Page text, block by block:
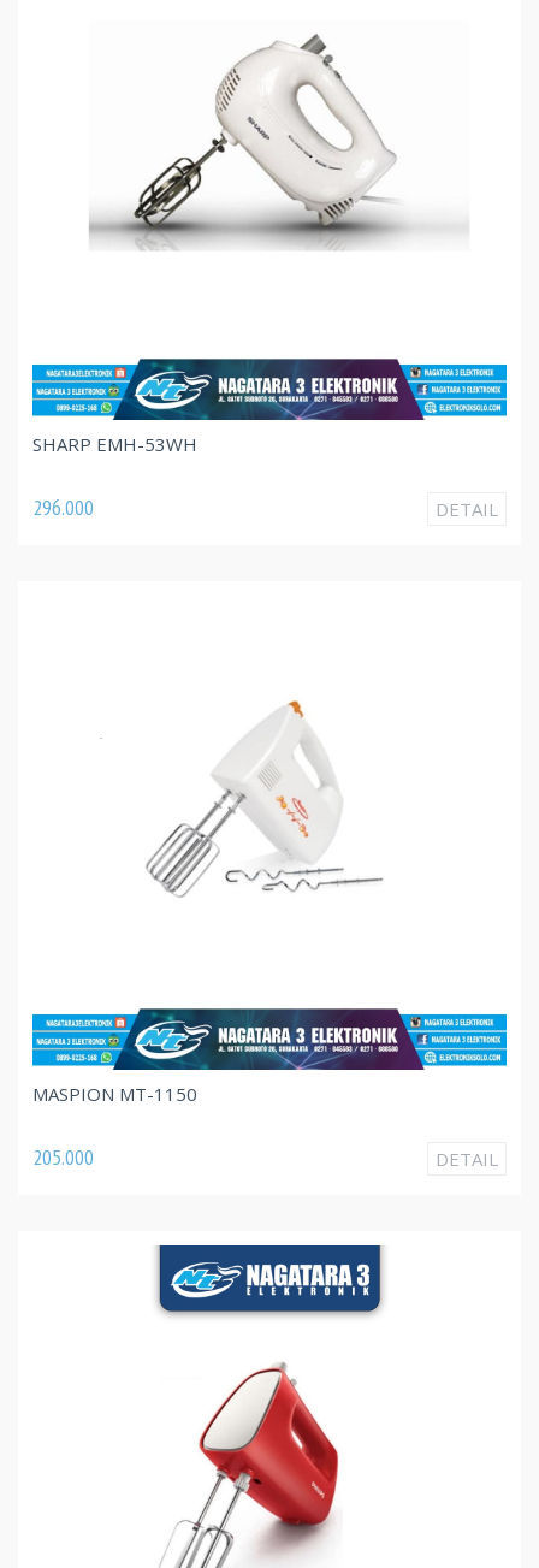
SHARP EMH-53WH
296.000 DETAIL
MASPION MT-1150
205.000 DETAIL